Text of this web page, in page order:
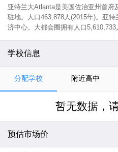
亚特兰大Atlanta是美国佐治亚州首
驻地。人口463,878人(2015年)。亚
济中心。大都会圈拥有人口
学校信息
分配学校 附近高中
暂无数据，
预估市场价